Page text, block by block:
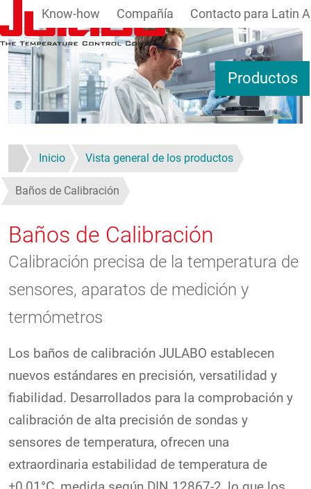
Pasar al contenido principal
Productos
Know-how Compañía Contacto para Latin
Inicio Vista general de los productos
Baños de Calibración
Baños de Calibración
Calibración precisa de la temperatura de
sensores, aparatos de medición y
termómetros
Los baños de calibración JULABO establecen
nuevos estándares en precisión, versatilidad y
fiabilidad. Desarrollados para la comprobación y
calibración de alta precisión de sondas y
sensores de temperatura, ofrecen una
extraordinaria estabilidad de temperatura de